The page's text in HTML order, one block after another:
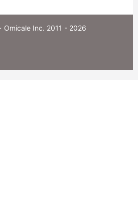
Omicale Inc. 2011 - 2026